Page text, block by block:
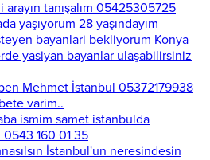
tanışalım 05425305725
yaşıyorum 28 yaşındayım
bayanlari bekliyorum Konya
yasiyan bayanlar ulaşabilirsiniz
Mehmet İstanbul 05372179938
varim..
ismim samet istanbulda
0543 160 01 35
İstanbul'un neresindesin